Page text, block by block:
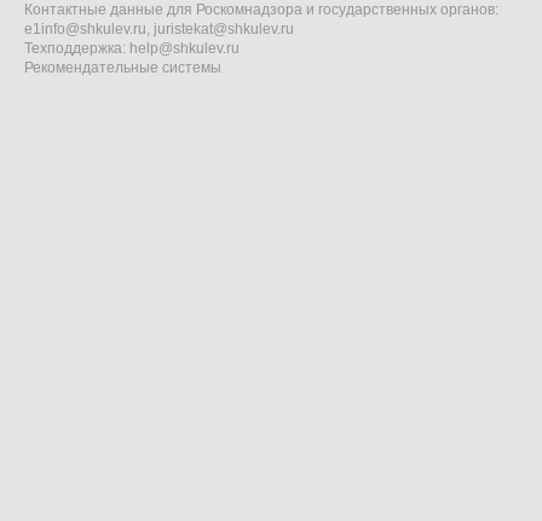
Контактные данные для Роскомнадзора и государственных органов:
e1info@shkulev.ru, juristekat@shkulev.ru
Техподдержка: help@shkulev.ru
Рекомендательные системы